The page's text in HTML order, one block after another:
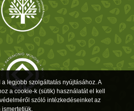
legjobb szolgáltatás nyújtásához. A
a cookie-k (sütik) használatát el kell
szóló intézkedéseinket az